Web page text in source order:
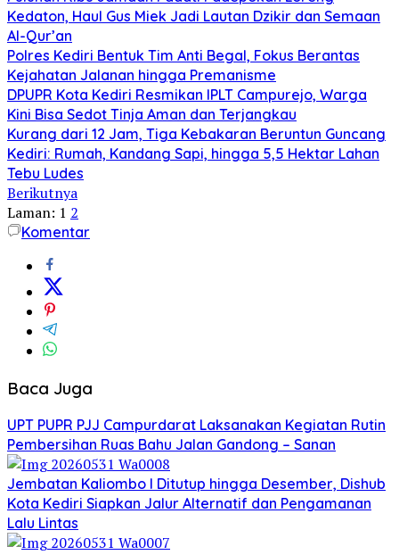
Kedaton, Haul Gus Miek Jadi Lautan Dzikir dan Semaan
Al-Qur’an
Polres Kediri Bentuk Tim Anti Begal, Fokus Berantas
Kejahatan Jalanan hingga Premanisme
DPUPR Kota Kediri Resmikan IPLT Campurejo, Warga
Kini Bisa Sedot Tinja Aman dan Terjangkau
Kurang dari 12 Jam, Tiga Kebakaran Beruntun Guncang
Kediri: Rumah, Kandang Sapi, hingga 5,5 Hektar Lahan
Tebu Ludes
Berikutnya
Laman: 1 2
Komentar
Baca Juga
UPT PUPR PJJ Campurdarat Laksanakan Kegiatan Rutin
Pembersihan Ruas Bahu Jalan Gandong – Sanan
Jembatan Kaliombo I Ditutup hingga Desember, Dishub
Kota Kediri Siapkan Jalur Alternatif dan Pengamanan
Lalu Lintas